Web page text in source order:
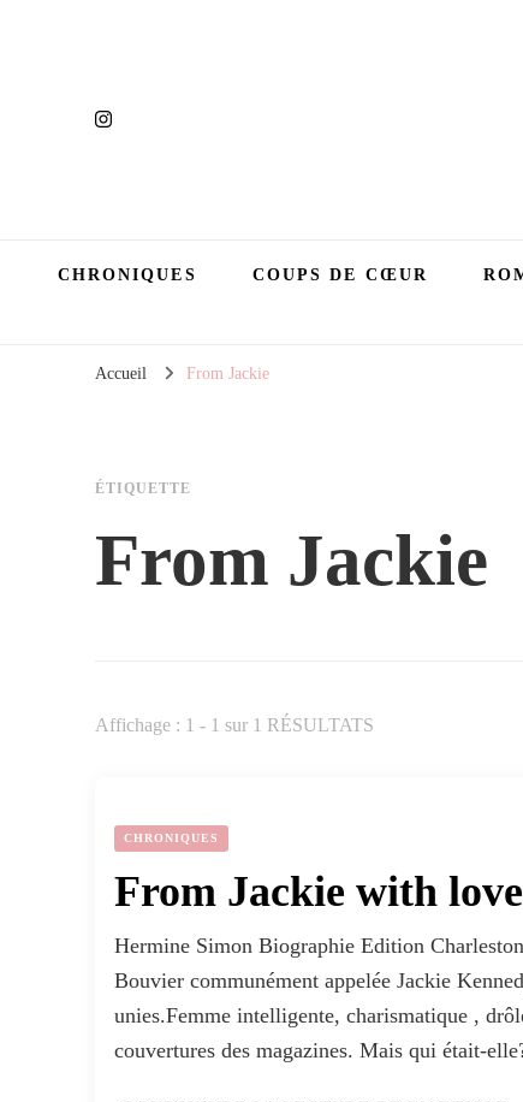
CHRONIQUES COUPS DE CŒUR
Accueil From Jackie
ÉTIQUETTE
From Jackie
Affichage : 1 - 1 sur 1 RÉSULTATS
CHRONIQUES
From Jackie with
Hermine Simon Biographie Edition
Bouvier communément appelée Jackie
unies.Femme intelligente, charismatique ,
couvertures des magazines. Mais qui était-